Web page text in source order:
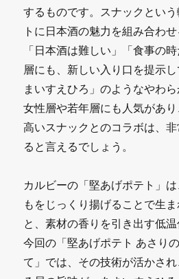
するものです。スナックとい
トに日本酒の魅力を組み合わ
「日本酒は難しい」「食事の
層にも、新しい入り口を提示
まいすえひろ」のようなやわら
女性層や若年層にも人気があ
高いスナックとのコラボは、
ると言えるでしょう。
カルビーの「堅あげポテト」
もをじっくり揚げることで生
と、素材の香りを引き出す低温
今回の「堅あげポテト あさり
て」では、その技術が活かさ